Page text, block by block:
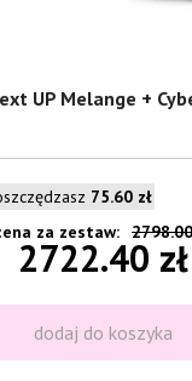
UP Melange +
75.60 zł
za zestaw:
2722.40 zł